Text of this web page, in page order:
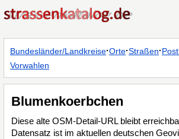
Bundesländer/Landkreise·Orte·Straßen·
Vorwahlen
Blumenkoerbchen
Diese alte OSM-Detail-URL bleibt
Datensatz ist im aktuellen deutschen